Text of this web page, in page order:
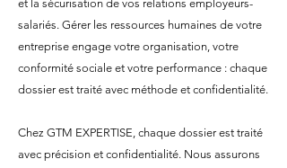
et la sécurisation de vos relations employeurs-
salariés. Gérer les ressources humaines de votre
entreprise engage votre organisation, votre
conformité sociale et votre performance : chaque
dossier est traité avec méthode et confidentialité.
Chez GTM EXPERTISE, chaque dossier est traité
avec précision et confidentialité. Nous assurons